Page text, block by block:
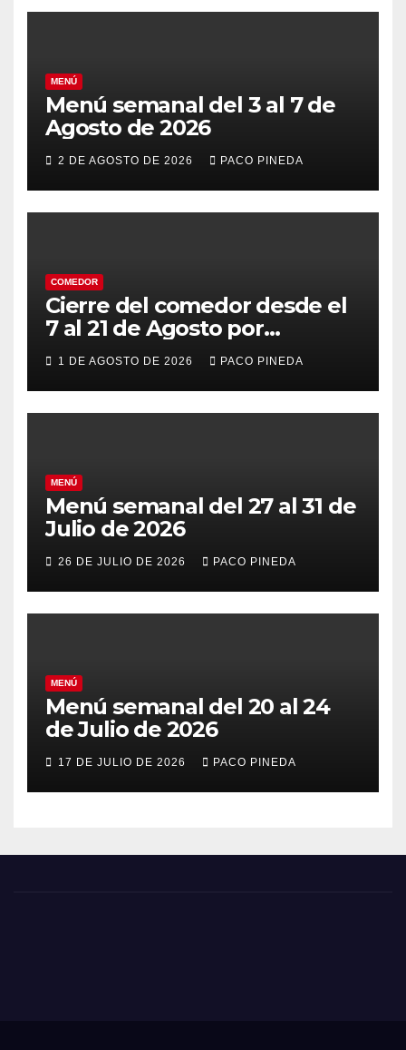
MENÚ
Menú semanal del 3 al 7 de
Agosto de 2026
2 DE AGOSTO DE 2026 PACO PINEDA
COMEDOR
Cierre del comedor desde el
7 al 21 de Agosto por
vacaciones
1 DE AGOSTO DE 2026 PACO PINEDA
MENÚ
Menú semanal del 27 al 31 de
Julio de 2026
26 DE JULIO DE 2026 PACO PINEDA
MENÚ
Menú semanal del 20 al 24
de Julio de 2026
17 DE JULIO DE 2026 PACO PINEDA